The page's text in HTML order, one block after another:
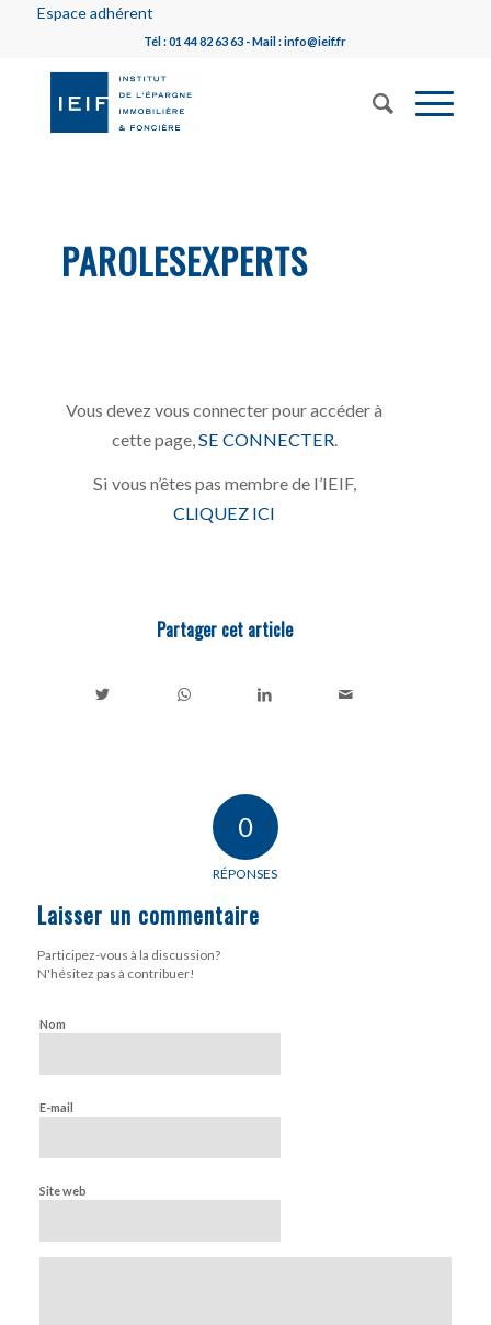
Espace adhérent
Tél : 01 44 82 63 63 - Mail : info@ieif.fr
PAROLESEXPERTS
Vous devez vous connecter pour accéder à
cette page, SE CONNECTER
Si vous n’êtes pas membre de l’IEIF,
CLIQUEZ ICI
Partager cet article
0
RÉPONSES
Laisser un commentaire
Participez-vous à la discussion?
N'hésitez pas à contribuer!
Nom
E-mail
Site web